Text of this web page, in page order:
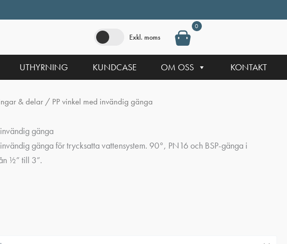
Exkl. moms
0
UTHYRNING KUNDCASE OM OSS KONTAKT
& delar / PP vinkel med invändig gänga
gänga
gänga för trycksatta vattensystem. 90°, PN16 och BSP-gänga i
½” till 3”.